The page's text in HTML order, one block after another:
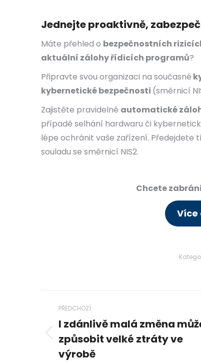
Jednejte proaktivně,
Máte přehled o bezpečnostních
aktuální zálohy řídicích programů?
Připravte svou organizaci na současné
kybernetické bezpečnosti (směrnicí
Zajistěte pravidelné automatické
případě selhání hardwaru či
lépe ochránit vaše zařízení.
souladu se směrnicí NIS2.
Chcete
Post
navigation
PŘEDCHOZÍ
Previous
post:
I zdánlivě malá změna
způsobit velké ztráty ve
výrobě